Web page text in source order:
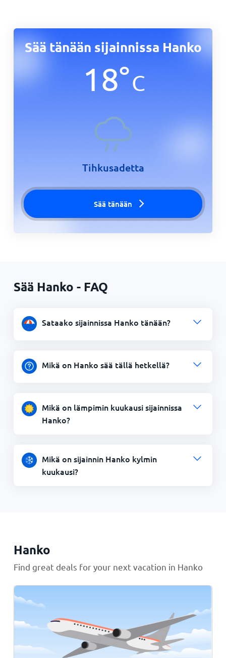
Sää tänään sijainnissa Hanko
18°C
Tihkusadetta
Sää tänään
Sää Hanko - FAQ
Sataako sijainnissa Hanko tänään?
Mikä on Hanko sää tällä hetkellä?
Mikä on lämpimin kuukausi sijainnissa
Hanko?
Mikä on sijainnin Hanko kylmin
kuukausi?
Hanko
Find great deals for your next vacation in Hanko